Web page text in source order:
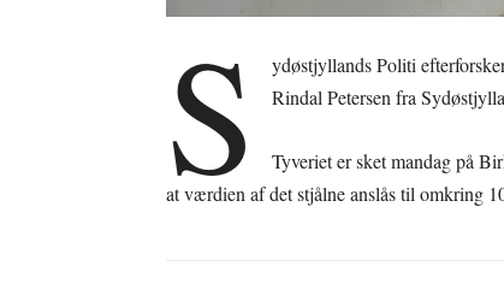
S
ydøstjyllands Politi
Rindal Petersen fra
Tyveriet er sket mandag på
at værdien af det stjålne anslås til omkring